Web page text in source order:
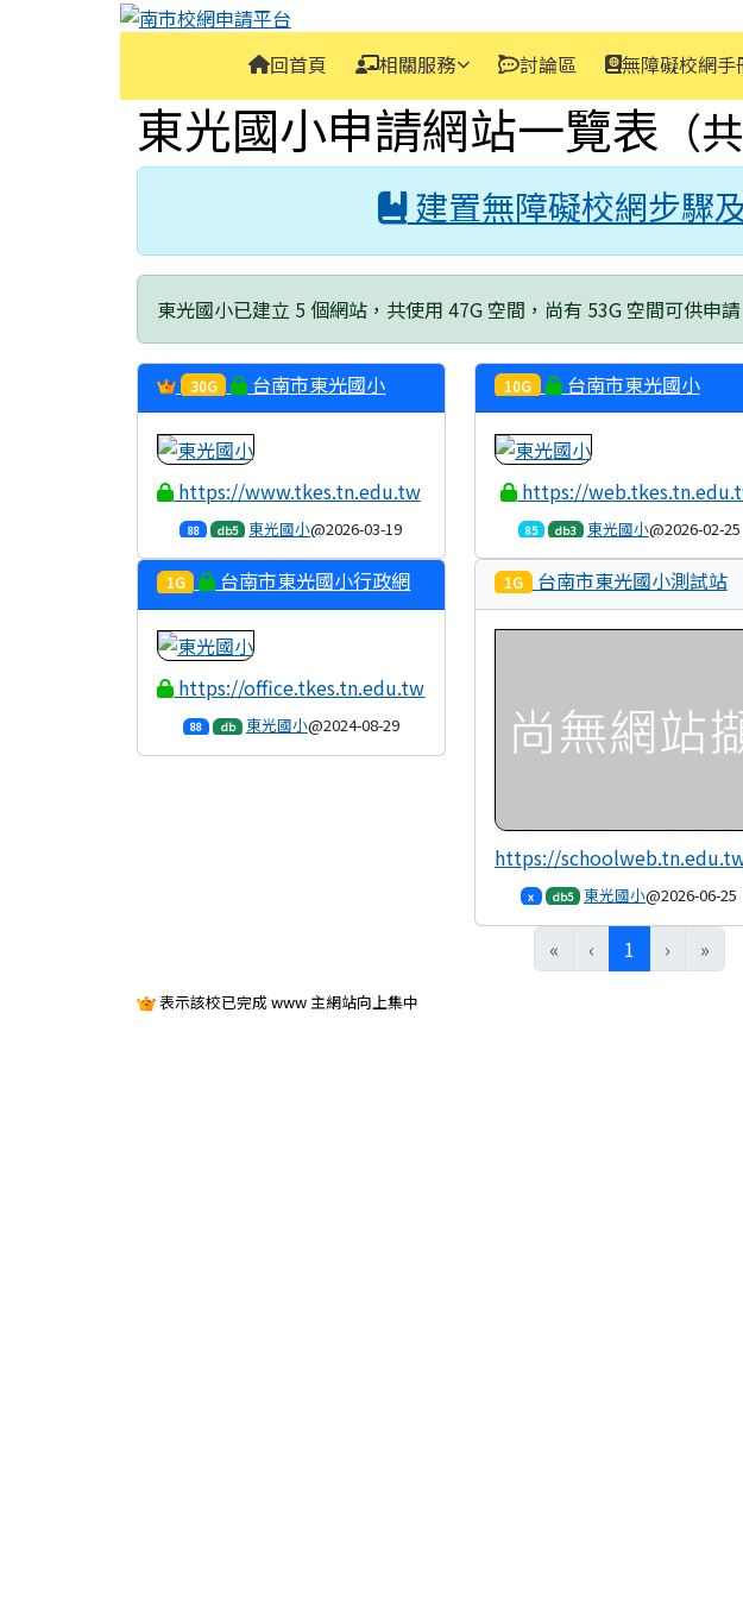
南市校網申請平台
回首頁 相關服務 討論區 無障礙校網手
主內容區域
東光國小申請網站一覽表 （
建置無障礙校網步驟
東光國小已建立 5 個網站，共使用 47G 空間，尚有 53G 空間可供申請
30G 台南市東光國小
https://www.tkes.tn.edu.tw
88 db5 東光國小@2026-03-19
10G 台南市東光國小
https://
85 db3 東光國小@2026-02-25
1G
台南市東光國小行政網
站
https://office.tkes.tn.edu.tw
88 db 東光國小@2024-08-29
1G 台南市東光國小測試站
https://
x db5 東光國小@2026-06-25
« ‹ 1 (目前頁次)
› »
表示該校已完成 www 主網站向上集中
頁尾區域